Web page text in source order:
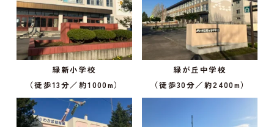
緑新小学校
（徒歩13分／約1000m）
緑が丘中学校
（徒歩30分／約2400m）